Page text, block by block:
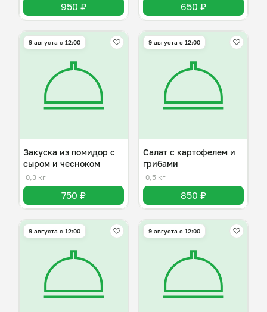
950 ₽ 650 ₽
9 августа с 12:00
Закуска из помидор с
сыром и чесноком
0,3 кг
750 ₽
9 августа с 12:00
Салат с картофелем и
грибами
0,5 кг
850 ₽
9 августа с 12:00 9 августа с 12:00